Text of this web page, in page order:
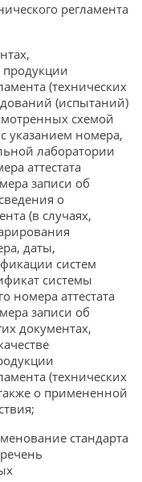
регламента
продукции
(технических
(испытаний)
схемой
указанием номера,
лаборатории
аттестата
записи об
о
(в случаях,
даты,
систем
системы
номера аттестата
записи об
документах,
(технических
о примененной
стандарта